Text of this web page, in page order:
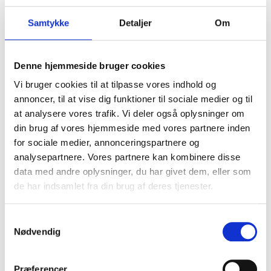
Samtykke Detaljer Om
Denne hjemmeside bruger cookies
Vi bruger cookies til at tilpasse vores indhold og
annoncer, til at vise dig funktioner til sociale medier og til
at analysere vores trafik. Vi deler også oplysninger om
din brug af vores hjemmeside med vores partnere inden
for sociale medier, annonceringspartnere og
analysepartnere. Vores partnere kan kombinere disse
data med andre oplysninger, du har givet dem, eller som
de har indsamlet fra din brug af deres tjenester.
Nødvendig
rörelsefrihet så att du kan utföra dina arbetsuppgifter
utan att vara begränsad. Många av våra Carhartt
vilket säkerställer att byxorna har bra rörelsefrihet.
Carhartts Crawford arbetsbyxor är ett bra exempel på
ett par arbetsbyxor som har enkel passform runt höfter
och lår, samt en kurvig midja, vilket syftar till att
förhindra glipande i ryggen.
Arbetsbyxor för kvinnor
inom olika branscher
olika branscher och yrken där kvinnliga arbetare utför
en rad olika uppgifter. Dessa byxor är utformade med
för varje bransch. Arbetar du till exempel inom